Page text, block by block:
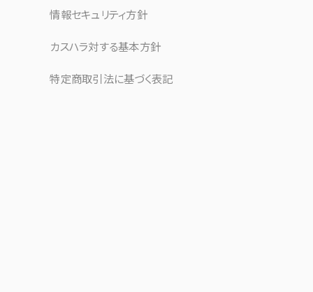
情報セキュリティ方針
カスハラ対する基本方針
特定商取引法に基づく表記